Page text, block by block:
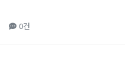
0건